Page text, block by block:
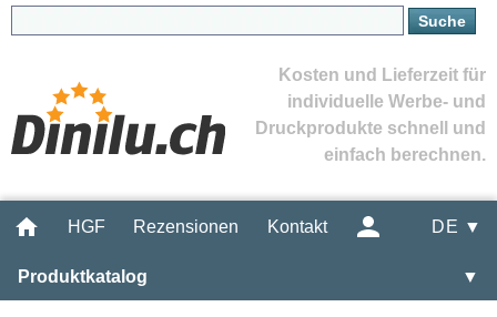
Kosten und Lieferzeit für
individuelle Werbe- und
Druckprodukte schnell und
einfach berechnen.
HGF Rezensionen Kontakt DE ▼
Produktkatalog ▼